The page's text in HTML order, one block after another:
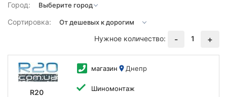
Город:
Сортировка:
Нужное количество:
- 1 +
R20
магазин Днепр
Шиномонтаж